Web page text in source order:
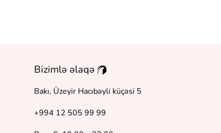
Bizimlə əlaqə
Bakı, Üzeyir Hacıbəyli küçəsi 5
+994 12 505 99 99